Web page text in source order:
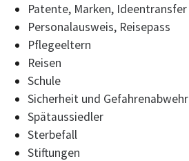
Patente, Marken, Ideentransfer
Personalausweis, Reisepass
Pflegeeltern
Reisen
Schule
Sicherheit und Gefahrenabwehr
Spätaussiedler
Sterbefall
Stiftungen